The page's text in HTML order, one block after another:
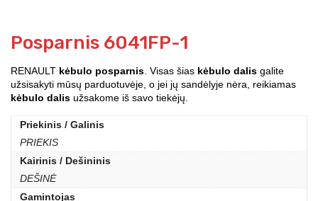
Posparnis 6041FP-1
RENAULT kėbulo posparnis . Visas šias kėbulo dalis galite
užsisakyti mūsų parduotuvėje, o jei jų sandėlyje nėra, reikiamas
kėbulo dalis užsakome iš savo tiekėjų.
Priekinis / Galinis
PRIEKIS
Kairinis / Dešininis
DEŠINĖ
Gamintojas